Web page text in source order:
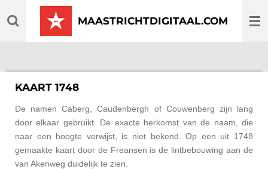
direct
MAASTRICHTDIGITAAL.COM
KAART 1748
De namen Caberg, Caudenbergh of Couwenberg zijn lang
door elkaar gebruikt. De exacte herkomst van de naam, die
naar een hoogte verwijst, is niet bekend. Op een uit 1748
gemaakte kaart door de Freansen is de lintbebouwing aan de
van Akenweg duidelijk te zien.